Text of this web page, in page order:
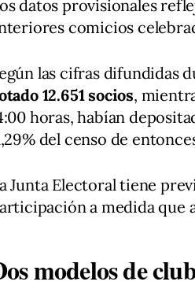
datos provisionales
comicios
las cifras difundidas
12.651 socios,
horas, habían
del censo de
Junta Electoral tiene
a medida que
modelos de